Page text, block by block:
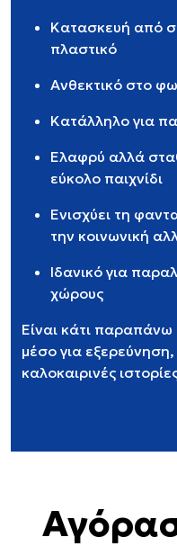
Κατασκευή από
πλαστικό
Ανθεκτικό στο
Κατάλληλο για
Ελαφρύ αλλά
εύκολο παιχνίδι
Ενισχύει τη
την κοινωνική
Ιδανικό για
χώρους
Είναι κάτι παραπάνω
μέσο για
καλοκαιρινές